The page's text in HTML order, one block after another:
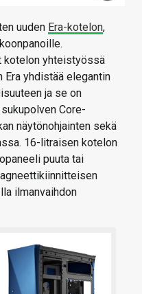
uuden Era-kotelon,
kotelon yhteistyössä
Era yhdistää elegantin
ja se on
Core-
näytönohjainten sekä
16-litraisen kotelon
puuta tai
ilmanvaihdon